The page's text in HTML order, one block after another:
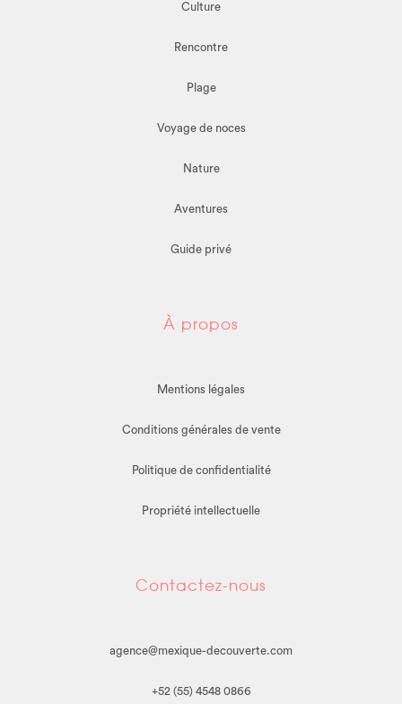
Culture
Rencontre
Plage
Voyage de noces
Nature
Aventures
Guide privé
À propos
Mentions légales
Conditions générales de vente
Politique de confidentialité
Propriété intellectuelle
Contactez-nous
agence@mexique-decouverte.com
+52 (55) 4548 0866